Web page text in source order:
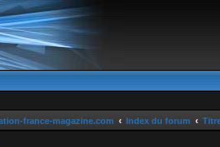
france-magazine.com Index du forum